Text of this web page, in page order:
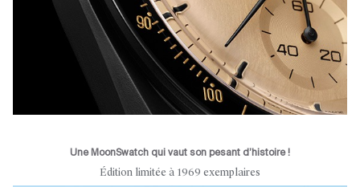
Une MoonSwatch qui vaut son pesant d’histoire !
Édition limitée à 1969 exemplaires